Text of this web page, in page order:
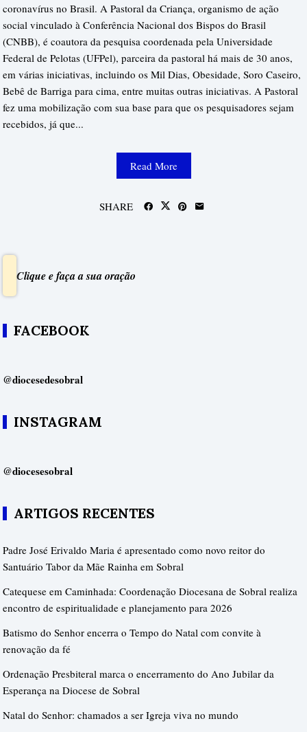
coronavírus no Brasil. A Pastoral da Criança, organismo de ação
social vinculado à Conferência Nacional dos Bispos do Brasil
(CNBB), é coautora da pesquisa coordenada pela Universidade
Federal de Pelotas (UFPel), parceira da pastoral há mais de 30 anos,
em várias iniciativas, incluindo os Mil Dias, Obesidade, Soro Caseiro,
Bebê de Barriga para cima, entre muitas outras iniciativas. A Pastoral
fez uma mobilização com sua base para que os pesquisadores sejam
recebidos, já que...
Read More
SHARE
Clique e faça a sua oração
FACEBOOK
@diocesedesobral
INSTAGRAM
@diocesesobral
ARTIGOS RECENTES
Padre José Erivaldo Maria é apresentado como novo reitor do
Santuário Tabor da Mãe Rainha em Sobral
Catequese em Caminhada: Coordenação Diocesana de Sobral realiza
encontro de espiritualidade e planejamento para 2026
Batismo do Senhor encerra o Tempo do Natal com convite à
renovação da fé
Ordenação Presbiteral marca o encerramento do Ano Jubilar da
Esperança na Diocese de Sobral
Natal do Senhor: chamados a ser Igreja viva no mundo